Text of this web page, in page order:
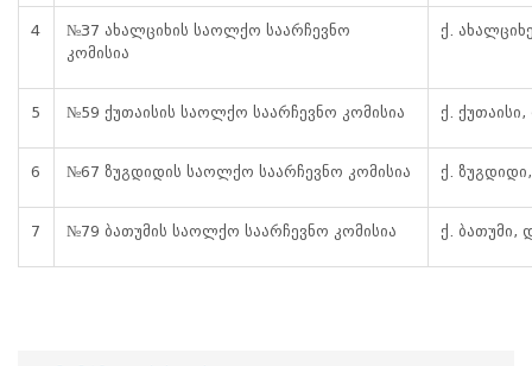
განვითარების
სკოლა“
მსურველთა
წლის
შეუძლიათ
გაიარონ
4
№37 ახალციხის საოლქო საარჩევნო
კომისია
ქ.
5 №59 ქუთაისის საოლქო საარჩევნო კომისია ქ. ქუთაისი,
6 №67 ზუგდიდის საოლქო საარჩევნო კომისია ქ.
7 №79 ბათუმის საოლქო საარჩევნო კომისია ქ. ბათუმი,